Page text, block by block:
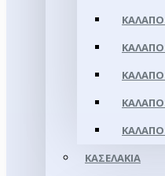
ΚΑΣΕΛΆΚΙΑ